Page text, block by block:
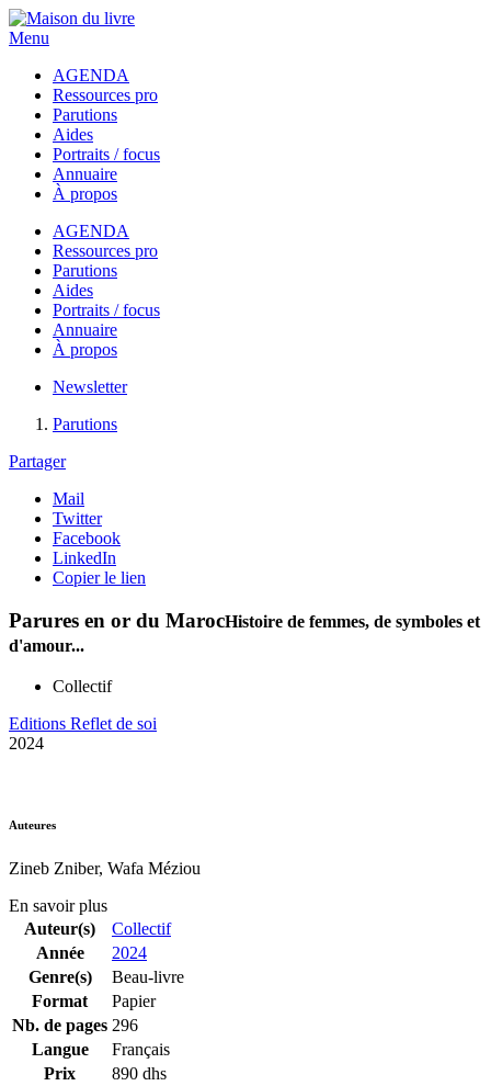
Menu
AGENDA
Ressources pro
Parutions
Aides
Portraits / focus
Annuaire
À propos
AGENDA
Ressources pro
Parutions
Aides
Portraits / focus
Annuaire
À propos
Newsletter
Parutions
Partager
Mail
Twitter
Facebook
LinkedIn
Copier le lien
Parures en or du MarocHistoire de femmes, de symboles et
d'amour...
Collectif
Editions Reflet de soi
2024
Auteures
Zineb Zniber, Wafa Méziou
En savoir plus
Auteur(s)
Collectif
Année
2024
Genre(s)
Beau-livre
Format
Papier
Nb. de pages 296
Langue
Français
Prix
890 dhs